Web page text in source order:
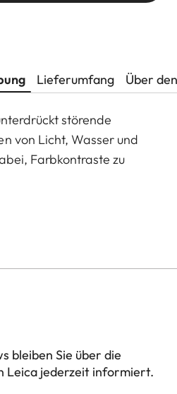
Lieferumfang Über
störende
von Licht, Wasser und
Farbkontraste zu
bleiben Sie über die
Leica jederzeit informiert.